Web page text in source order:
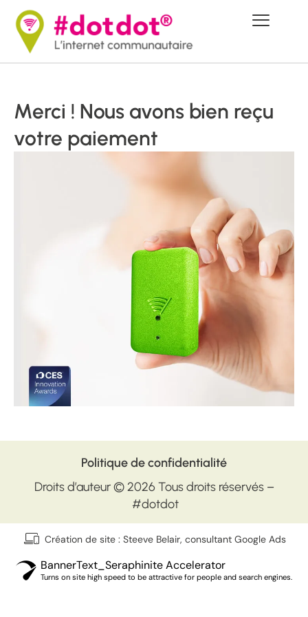
Merci ! Nous avons bien reçu
votre paiement
Droits d’auteur © 2026 Tous droits réservés –
#dotdot
Politique de confidentialité
Création de site : Steeve Belair, consultant Google Ads
BannerText_Seraphinite Accelerator
Turns on site high speed to be attractive for people and search engines.